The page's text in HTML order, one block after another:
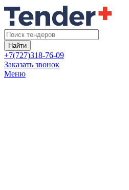
Найти
+7(727)318-76-09
Заказать звонок
Меню